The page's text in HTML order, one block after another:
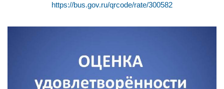
https://bus.gov.ru/qrcode/rate/300582